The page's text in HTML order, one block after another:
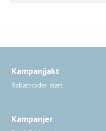
Kampanjjakt
Rabattkoder start
Kampanjer